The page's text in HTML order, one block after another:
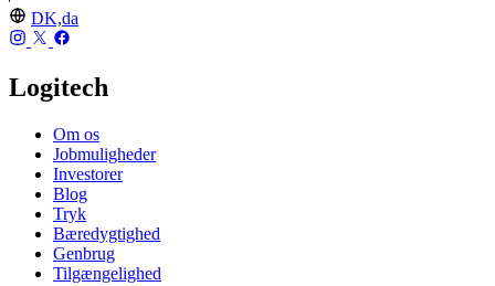
DK,da
Logitech
Om os
Jobmuligheder
Investorer
Blog
Tryk
Bæredygtighed
Genbrug
Tilgængelighed